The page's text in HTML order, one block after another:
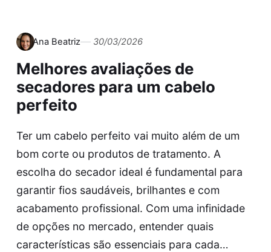
Ana Beatriz 30/03/2026
Melhores avaliações de
secadores para um cabelo
perfeito
Ter um cabelo perfeito vai muito além de um
bom corte ou produtos de tratamento. A
escolha do secador ideal é fundamental para
garantir fios saudáveis, brilhantes e com
acabamento profissional. Com uma infinidade
de opções no mercado, entender quais
características são essenciais para cada…